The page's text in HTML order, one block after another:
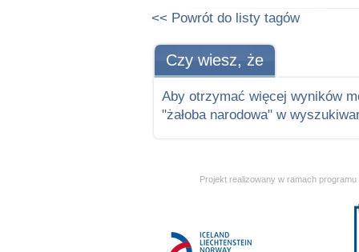
<< Powrót do listy tagów
Czy wiesz, że
Aby otrzymać więcej wyników
"żałoba narodowa" w
Projekt realizowany w ramach